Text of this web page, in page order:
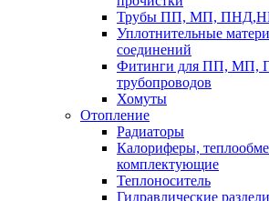
Трубы ПП, МП,
Уплотнительные
соединений
Фитинги для ПП, МП,
трубопроводов
Хомуты
Отопление
Радиаторы
Калориферы,
комплектующие
Теплоноситель
Гидравлические